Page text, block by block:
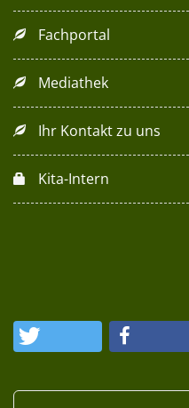
Fachportal
Mediathek
Ihr Kontakt zu uns
Kita-Intern